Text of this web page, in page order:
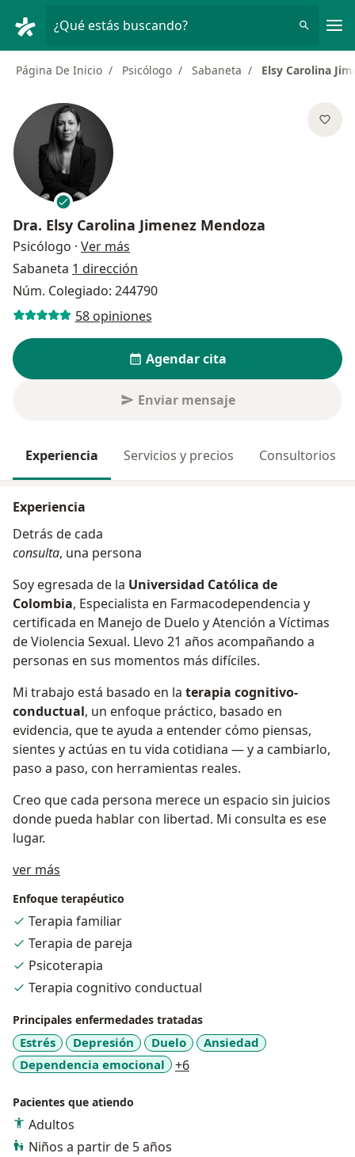
¿Qué estás buscando?
Página De Inicio Psicólogo Sabaneta Elsy Carolina
Dra. Elsy Carolina Jimenez Mendoza
Psicólogo · Ver más
Sabaneta 1 dirección
Núm. Colegiado: 244790
58 opiniones
Agendar cita
Enviar mensaje
Experiencia Servicios y precios Consultorios
Experiencia
Detrás de cada
consulta, una persona
Soy egresada de la Universidad Católica de
Colombia, Especialista en Farmacodependencia y
certificada en Manejo de Duelo y Atención a Víctimas
de Violencia Sexual. Llevo 21 años acompañando a
personas en sus momentos más difíciles.
Mi trabajo está basado en la terapia cognitivo-
conductual, un enfoque práctico, basado en
evidencia, que te ayuda a entender cómo piensas,
sientes y actúas en tu vida cotidiana — y a cambiarlo,
paso a paso, con herramientas reales.
Creo que cada persona merece un espacio sin juicios
donde pueda hablar con libertad. Mi consulta es ese
lugar.
ver más
Enfoque terapéutico
Terapia familiar
Terapia de pareja
Psicoterapia
Terapia cognitivo conductual
Principales enfermedades tratadas
Estrés Depresión Duelo
Ansiedad
Dependencia emocional
+6a11y_sr_more_diseases
Pacientes que atiendo
Adultos
Niños a partir de 5 años